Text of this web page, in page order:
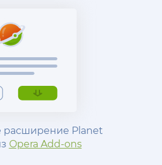
расширение Planet
Opera Add-ons